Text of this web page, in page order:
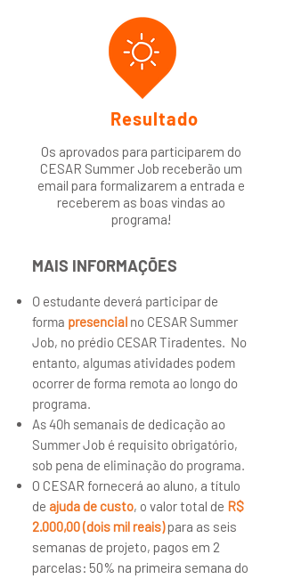
Resultado
Os aprovados para participarem do
CESAR Summer Job receberão um
email para formalizarem a entrada e
receberem as boas vindas ao
programa!
MAIS INFORMAÇÕES
O estudante deverá participar de
forma presencial no CESAR Summer
Job, no prédio CESAR Tiradentes. No
entanto, algumas atividades podem
ocorrer de forma remota ao longo do
programa.
As 40h semanais de dedicação ao
Summer Job é requisito obrigatório,
sob pena de eliminação do programa.​
O CESAR fornecerá ao aluno, a título
de ajuda de custo, o valor total de R$
2.000,00 (dois mil reais) para as seis
semanas de projeto, pagos em 2
parcelas: 50% na primeira semana do